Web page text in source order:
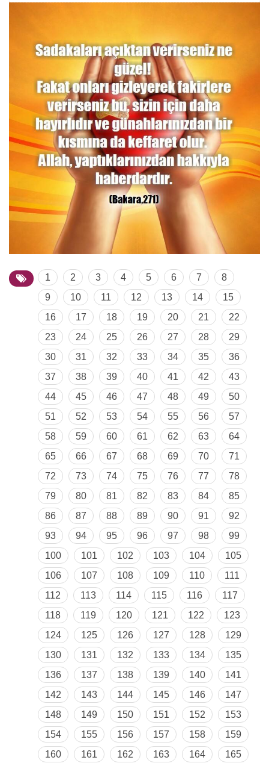
1 2 3 4 5 6 7
8
9
10 11 12 13 14
15
16
17 18 19 20 21
22
23
24 25 26 27 28
29
30
31 32 33 34 35
36
37
38 39 40 41 42
43
44
45 46 47 48 49
50
51
52 53 54 55 56
57
58
59 60 61 62 63
64
65
66 67 68 69 70
71
72
73 74 75 76 77
78
79
80 81 82 83 84
85
86
87 88 89 90 91
92
93
94 95 96 97 98
99
100
101 102 103 104
105
106
107 108 109 110
111
112
113 114 115 116
117
118
119 120 121 122
123
124
125 126 127 128
129
130
131 132 133 134
135
136
137 138 139 140
141
142
143 144 145 146
147
148
149 150 151 152
153
154
155 156 157 158
159
160
161 162 163 164
165